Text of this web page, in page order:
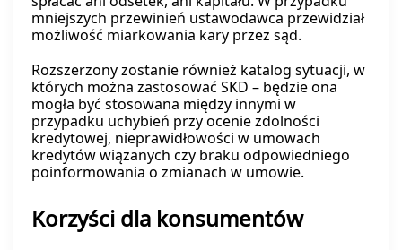
mniejszych przewinień ustawodawca przewidział
możliwość miarkowania kary przez sąd.
Rozszerzony zostanie również katalog sytuacji, w
których można zastosować SKD – będzie ona
mogła być stosowana między innymi w
przypadku uchybień przy ocenie zdolności
kredytowej, nieprawidłowości w umowach
kredytów wiązanych czy braku odpowiedniego
poinformowania o zmianach w umowie.
Korzyści dla konsumentów